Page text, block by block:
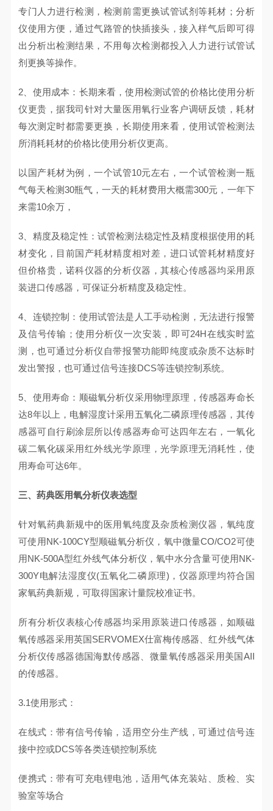
专门人力进行检测，检测前需更换试管试剂等耗材；分析
仪使用方便，通过气路管的快插接头，接入样气后即可得
出分析出检测结果，不用每次检测都投入人力进行试管试
剂更换等操作。
2、使用成本：长期来看，使用检测试管的价格比使用分析
仪更贵，据我司针对大量医用氧行业客户调研反馈，耗材
每次测定时都需要更换，长期使用来看，使用试管检测法
所消耗耗材的价格比使用分析仪更高。
以国产耗材为例，一个试管10元左右，一个试管检测一瓶
气每天检测30瓶气，一天的耗材费用大概需300元，一年下
来需10余万，
3、精度及稳定性：试管检测法稳定性及精度根据使用的耗
材变化，目前国产耗材精度相对差，进口试管耗材精度好
但价格贵，诺科仪器的分析仪器，其核心传感器均采用原
装进口传感器，可保证分析精度及稳定性。
4、连锁控制：使用试管法是人工手动检测，无法进行报警
及信号传输；使用分析仪一次安装，即可24H在线实时监
测，也可通过分析仪自带报警功能即纯度或杂质不达标时
发出警报，也可通过信号连接DCS等连锁控制系统。
5、使用寿命：顺磁氧分析仪采用物理原理，传感器寿命长
达8年以上，电解湿度计采用五氧化二磷原理传感器，其传
感器可自行刷涂层所以传感器寿命可达四年左右，一氧化
碳二氧化碳采用红外线光学原理，光学原理无消耗性，使
用寿命可达6年。
三、药典医用氧分析仪表选型
针对氧药典新规中的医用氧纯度及杂质检测仪器，氧纯度
可使用NK-100CY型顺磁氧分析仪，氧中微量CO/CO2可使
用NK-500A型红外线气体分析仪，氧中水分含量可使用NK-
300Y电解法湿度仪(五氧化二磷原理)，仪器原理均符合国
家氧药典新规，可取得国家计量院校准证书。
所有分析仪表核心传感器均采用原装进口传感器，如顺磁
氧传感器采用英国SERVOMEX仕富梅传感器、红外线气体
分析仪传感器德国海默传感器、微量氧传感器采用美国AII
的传感器。
3.1使用形式：
在线式：带有信号传输，适用空分生产线，可通过信号连
接中控或DCS等各类连锁控制系统
便携式：带有可充电锂电池，适用气体充装站、质检、实
验室等场合